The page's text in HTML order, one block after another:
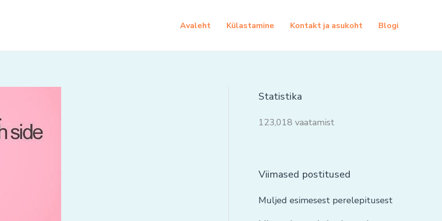
Avaleht Külastamine Kontakt ja asukoht Blogi
Statistika
123,018 vaatamist
Viimased postitused
Muljed esimesest perelepitusest